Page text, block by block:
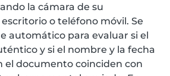
la cámara de su
o teléfono móvil. Se
automático para evaluar si el
y si el nombre y la fecha
el documento coinciden con